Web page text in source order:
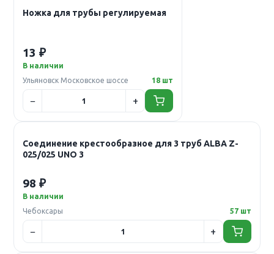
Ножка для трубы регулируемая
13 ₽
В наличии
Ульяновск Московское шоссе
18 шт
Соединение крестообразное для 3 труб ALBA Z-
025/025 UNO 3
98 ₽
В наличии
Чебоксары
57 шт